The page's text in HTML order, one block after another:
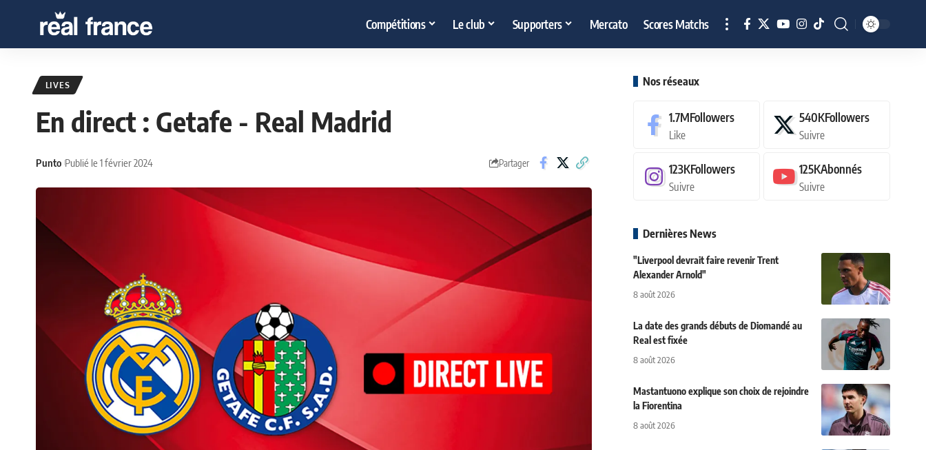
Compétitions Le club Supporters Mercato Scores Matchs
LIVES
En direct : Getafe - Real Madrid
Punto Publié le 1 février 2024 Partager
Nos réseaux
1.7MFollowers
Like
540KFollowers
Suivre
123KFollowers
Suivre
125KAbonnés
Suivre
Dernières News
"Liverpool devrait faire revenir Trent
Alexander Arnold"
8 août 2026
La date des grands débuts de Diomandé au
Real est fixée
8 août 2026
Mastantuono explique son choix de rejoindre
la Fiorentina
8 août 2026